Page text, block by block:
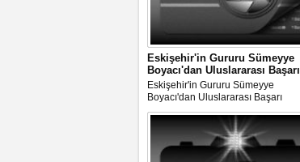
Eskişehir'in Gururu Sümeyye
Boyacı'dan Uluslararası Başarı
Eskişehir'in Gururu Sümeyye
Boyacı'dan Uluslararası Başarı